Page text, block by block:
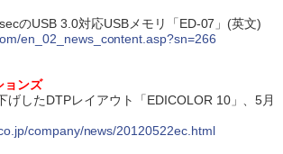
のUSB 3.0対応USBメモリ「ED-07」(英文)
en_02_news_content.asp?sn=266
ョンズ
げしたDTPレイアウト「EDICOLOR 10」、5月
company/news/20120522ec.html